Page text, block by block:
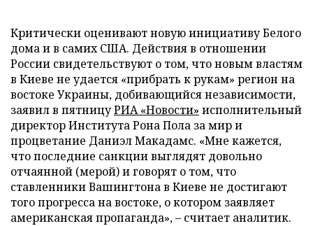
Критически оценивают новую инициативу Белого
дома и в самих США. Действия в отношении
России свидетельствуют о том, что новым властям
в Киеве не удается «прибрать к рукам» регион на
востоке Украины, добивающийся независимости,
заявил в пятницуРИА «Новости» исполнительный
директор Института Рона Пола за мир и
процветание Даниэл Макадамс. «Мне кажется,
что последние санкции выглядят довольно
отчаянной (мерой) и говорят о том, что
ставленники Вашингтона в Киеве не достигают
того прогресса на востоке, о котором заявляет
американская пропаганда», – считает аналитик.